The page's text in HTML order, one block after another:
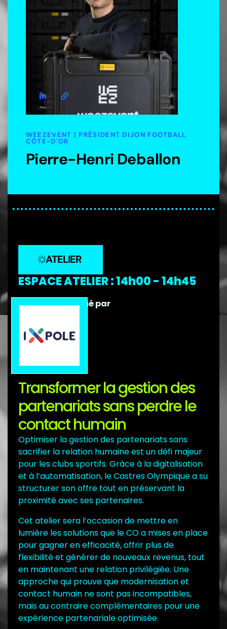
WEEZEVENT | PRÉSIDENT DIJON FOOTBALL
CÔTE-D'OR
Pierre-Henri Deballon
ATELIER
ESPACE ATELIER : 14h00 - 14h45
Débat sponsorisé par
Transformer la gestion des
partenariats sans perdre le
contact humain
Optimiser la gestion des partenariats sans
sacrifier la relation humaine est un défi majeur
pour les clubs sportifs. Grâce à la digitalisation
et à l’automatisation, le Castres Olympique a su
structurer son offre tout en préservant la
proximité avec ses partenaires.
Cet atelier sera l’occasion de mettre en
lumière les solutions que le CO a mises en place
pour gagner en efficacité, offrir plus de
flexibilité et générer de nouveaux revenus, tout
en maintenant une relation privilégiée. Une
approche qui prouve que modernisation et
contact humain ne sont pas incompatibles,
mais au contraire complémentaires pour une
expérience partenariale optimisée.